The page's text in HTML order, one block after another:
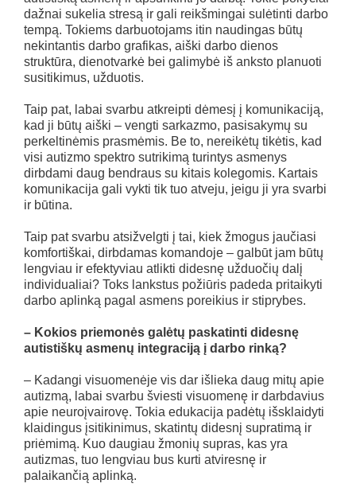
dažnai sukelia stresą ir gali reikšmingai sulėtinti darbo
tempą. Tokiems darbuotojams itin naudingas būtų
nekintantis darbo grafikas, aiški darbo dienos
struktūra, dienotvarkė bei galimybė iš anksto planuoti
susitikimus, užduotis.
Taip pat, labai svarbu atkreipti dėmesį į komunikaciją,
kad ji būtų aiški – vengti sarkazmo, pasisakymų su
perkeltinėmis prasmėmis. Be to, nereikėtų tikėtis, kad
visi autizmo spektro sutrikimą turintys asmenys
dirbdami daug bendraus su kitais kolegomis. Kartais
komunikacija gali vykti tik tuo atveju, jeigu ji yra svarbi
ir būtina.
Taip pat svarbu atsižvelgti į tai, kiek žmogus jaučiasi
komfortiškai, dirbdamas komandoje – galbūt jam būtų
lengviau ir efektyviau atlikti didesnę užduočių dalį
individualiai? Toks lankstus požiūris padeda pritaikyti
darbo aplinką pagal asmens poreikius ir stiprybes.
– Kokios priemonės galėtų paskatinti didesnę
autistiškų asmenų integraciją į darbo rinką?
– Kadangi visuomenėje vis dar išlieka daug mitų apie
autizmą, labai svarbu šviesti visuomenę ir darbdavius
apie neuroįvairovę. Tokia edukacija padėtų išsklaidyti
klaidingus įsitikinimus, skatintų didesnį supratimą ir
priėmimą. Kuo daugiau žmonių supras, kas yra
autizmas, tuo lengviau bus kurti atviresnę ir
palaikančią aplinką.